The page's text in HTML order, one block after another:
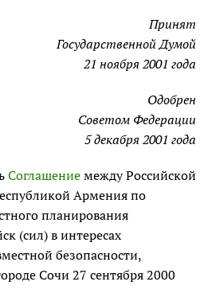
Принят
Государственной Думой
21 ноября 2001 года
Одобрен
Советом Федерации
5 декабря 2001 года
Соглашение между Российской
Армения по
планирования
(сил) в интересах
безопасности,
Сочи 27 сентября 2000